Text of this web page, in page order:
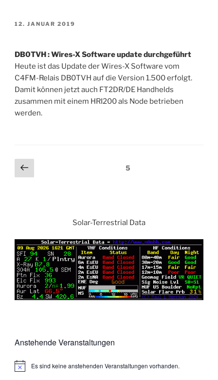
VERÖFFENTLICHT
12. JANUAR 2019
DB0TVH : Wires-X Software update durchgeführt
Heute ist das Update der Wires-X Software vom
C4FM-Relais DB0TVH auf die Version 1.500 erfolgt.
Damit können jetzt auch FT2DR/DE Handhelds
zusammen mit einem HRI200 als Node betrieben
werden.
Beitragsnavigation
Vorherige
Seite
Seite5
Solar-Terrestrial Data
Anstehende Veranstaltungen
Es sind keine anstehenden Veranstaltungen vorhanden.